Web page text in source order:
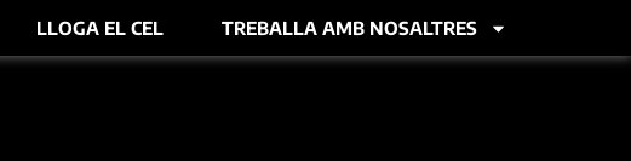
LLOGA EL CEL TREBALLA AMB NOSALTRES